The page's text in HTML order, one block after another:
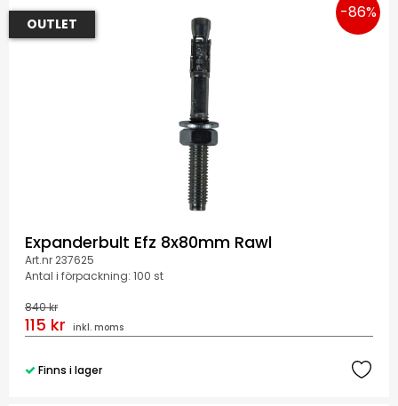
-86%
OUTLET
Expanderbult Efz 8x80mm Rawl
Art.nr 237625
Antal i förpackning: 100 st
840 kr
115 kr inkl. moms
Finns i lager